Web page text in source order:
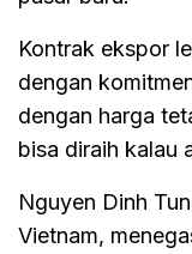
Kontrak ekspor
dengan
dengan harga
bisa diraih kalau
Nguyen Dinh
Vietnam,